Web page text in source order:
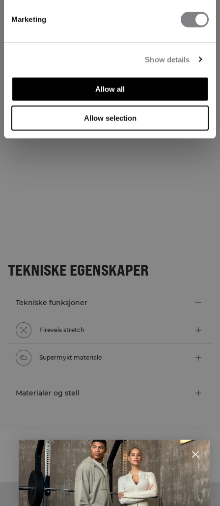
Marketing
Show details
Allow all
Allow selection
TEKNISKE EGENSKAPER
Tekniske funksjoner
Fireveis stretch
Supermykt materiale
Materialer og stell
STYLE WITH